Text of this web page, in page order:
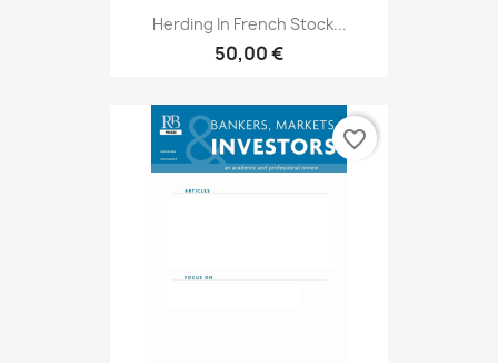
Herding In French Stock...
50,00 €
favorite_border